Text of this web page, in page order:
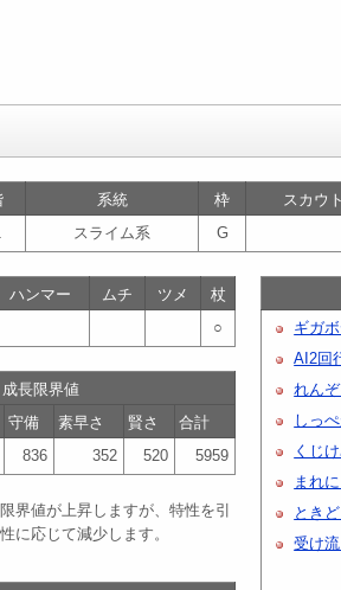
系統 枠
スカウ
スライム系 G
ハンマー ムチ ツメ
杖
○
成長限界値
守備 素早さ 賢さ
合計
836 352 520 5959
界値が上昇しますが、特性を引
に応じて減少します。
ギガ
AI2回
れん
しっ
くじ
まれ
とき
受け